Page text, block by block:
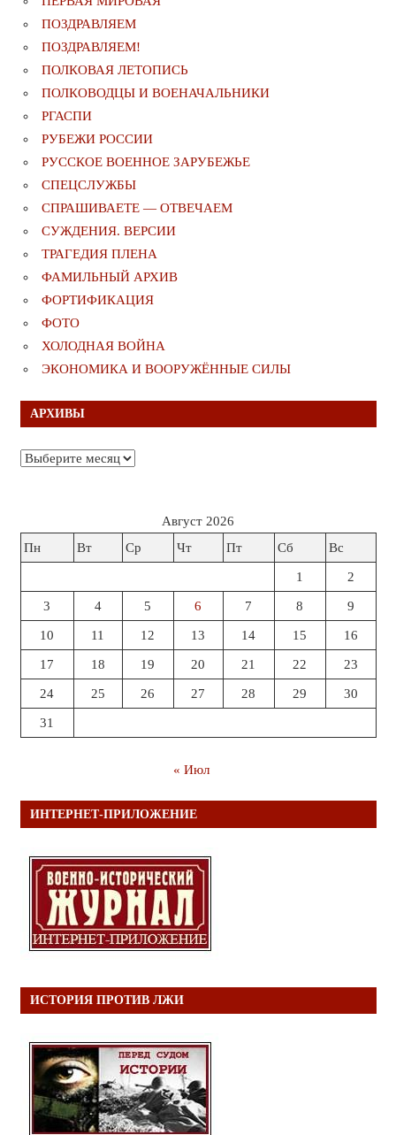
ПОЗДРАВЛЯЕМ
ПОЗДРАВЛЯЕМ!
ПОЛКОВАЯ ЛЕТОПИСЬ
ПОЛКОВОДЦЫ И ВОЕНАЧАЛЬНИКИ
РГАСПИ
РУБЕЖИ РОССИИ
РУССКОЕ ВОЕННОЕ ЗАРУБЕЖЬЕ
СПЕЦСЛУЖБЫ
СПРАШИВАЕТЕ — ОТВЕЧАЕМ
СУЖДЕНИЯ. ВЕРСИИ
ТРАГЕДИЯ ПЛЕНА
ФАМИЛЬНЫЙ АРХИВ
ФОРТИФИКАЦИЯ
ФОТО
ХОЛОДНАЯ ВОЙНА
ЭКОНОМИКА И ВООРУЖЁННЫЕ СИЛЫ
АРХИВЫ
Архивы
Август 2026
Пн
Вт Ср Чт Пт Сб Вс
1 2
3 4 5 6 7 8 9
10 11 12 13 14 15 16
17 18 19 20 21 22 23
24 25 26 27 28 29 30
31
« Июл
ИНТЕРНЕТ-ПРИЛОЖЕНИЕ
ИСТОРИЯ ПРОТИВ ЛЖИ